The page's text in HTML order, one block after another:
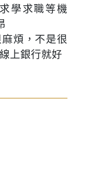
學求職等機
煩，不是很
上銀行就好